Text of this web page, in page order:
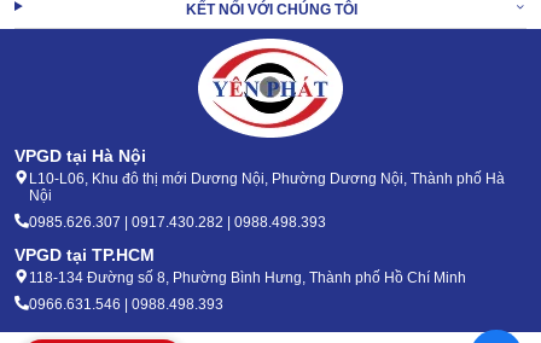
Với tính năng điều chỉnh tia nước linh hoạt, có thể dễ dàng kiểm
Hỗ trợ xử lý nhanh chóng và hiệu quả các bề mặt, vết bẩn khác
nhau mà không gây lãng phí nước.
Phù hợp cho nhiều ứng dụng như rửa xe, làm sạch sân vườn, vệ
KẾT NỐI VỚI CHÚNG TÔI
VPGD tại Hà Nội
L10-L06, Khu đô thị mới Dương Nội, Phường Dương Nội, Thành phố Hà
Nội
0985.626.307 | 0917.430.282 | 0988.498.393
VPGD tại TP.HCM
118-134 Đường số 8, Phường Bình Hưng, Thành phố Hồ Chí Minh
0966.631.546 | 0988.498.393